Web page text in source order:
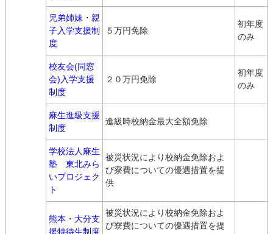
兄弟姉妹・親
子入学支援制
度
５万円免除
初年度
のみ
校友会(同窓
会)入学支援
制度
２０万円免除
初年度
のみ
麻生進級支援
制度
進級時校納金最大全額免除
学校法人麻生
塾 東北みら
いプロジェク
ト
被災状況により校納金免除およ
び寮費についての優遇措置を提
供
熊本・大分支
援特待生制度
被災状況により校納金免除およ
び寮費についての優遇措置を提